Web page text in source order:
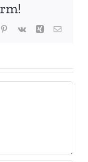
Pinterest
Vk Xing Email